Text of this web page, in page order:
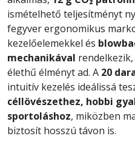
ismételhető teljesítményt
fegyver ergonomikus
kezelőelemekkel és
mechanikával
élethű élményt ad. A 20
intuitív kezelés ideálissá
céllövészethez, hobbi
sportoláshoz, miközben
biztosít hosszú távon is.